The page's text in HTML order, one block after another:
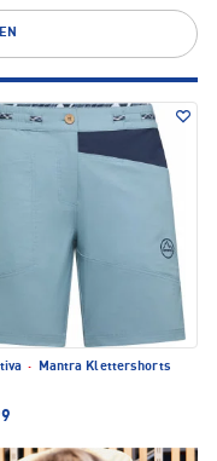
·
Mantra Klettershorts